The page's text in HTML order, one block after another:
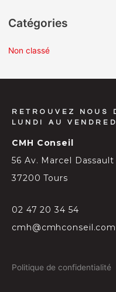
Catégories
Non classé
RETROUVEZ
LUNDI AU
CMH Conseil
56 Av. Marcel Dassault
37200 Tours
02 47 20 34 54
cmh@cmhconseil.com
Politique de confidentialité